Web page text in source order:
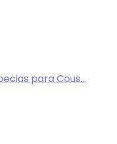
para Cous...